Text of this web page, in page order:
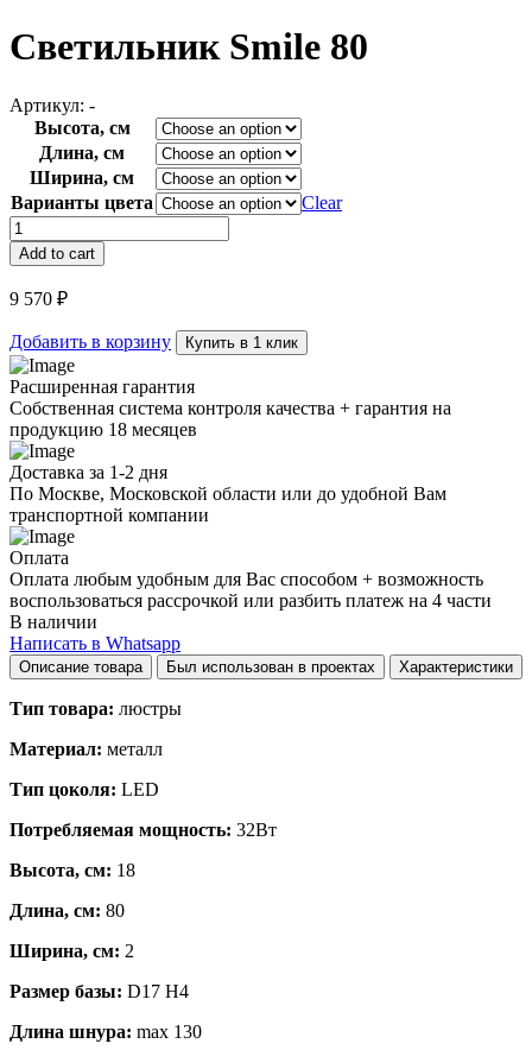
Светильник Smile 80
Артикул: -
Высота, см
Длина, см
Ширина, см
Варианты цвета
Clear
Светильник
Smile
80
quantity
Add to cart
9 570 ₽
Добавить в корзину Купить в 1 клик
Расширенная гарантия
Собственная система контроля качества + гарантия на
продукцию 18 месяцев
Доставка за 1-2 дня
По Москве, Московской области или до удобной Вам
транспортной компании
Оплата
Оплата любым удобным для Вас способом + возможность
воспользоваться рассрочкой или разбить платеж на 4 части
В наличии
Написать в Whatsapp
Описание товара Был использован в проектах Характеристики
Тип товара: люстры
Материал: металл
Тип цоколя: LED
Потребляемая мощность: 32Вт
Высота, см: 18
Длина, см: 80
Ширина, см: 2
Размер базы: D17 H4
Длина шнура: max 130